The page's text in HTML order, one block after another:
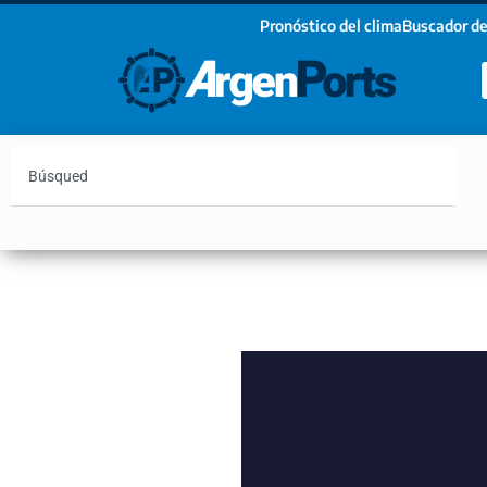
Pronóstico del climaBuscador
¡Sumate a nuestro Newsletter!
Email
Estoy de acuerdo con las condiciones y políticas